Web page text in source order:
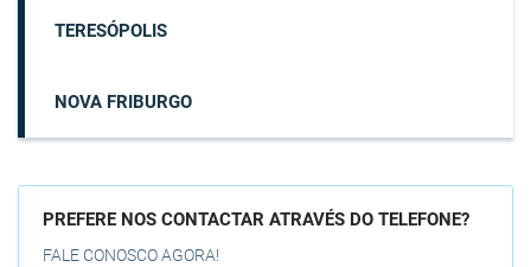
TERESÓPOLIS
NOVA FRIBURGO
PREFERE NOS CONTACTAR ATRAVÉS DO TELEFONE?
FALE CONOSCO AGORA!